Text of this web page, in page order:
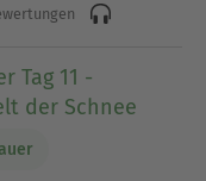
Tag 11 -
der Schnee